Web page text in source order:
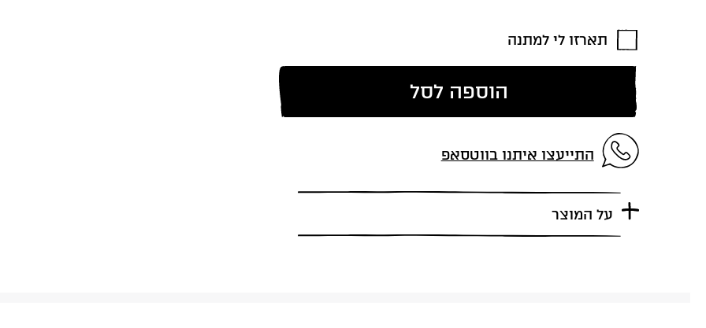
תארזו לי למתנה
הוספה לסל
התייעצו איתנו בווטסאפ
על המוצר